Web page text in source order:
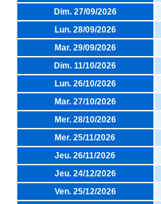
Dim. 27/09/2026
Lun. 28/09/2026
Mar. 29/09/2026
Dim. 11/10/2026
Lun. 26/10/2026
Mar. 27/10/2026
Mer. 28/10/2026
Mer. 25/11/2026
Jeu. 26/11/2026
Jeu. 24/12/2026
Ven. 25/12/2026